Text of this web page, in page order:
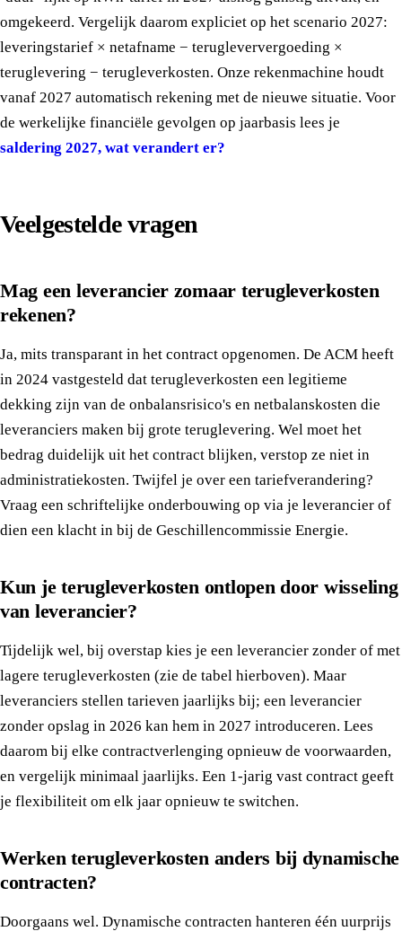
omgekeerd. Vergelijk daarom expliciet op het scenario 2027:
leveringstarief × netafname − teruglever­vergoeding ×
teruglevering − terugleverkosten. Onze rekenmachine houdt
vanaf 2027 automatisch rekening met de nieuwe situatie. Voor
de werkelijke financiële gevolgen op jaarbasis lees je
saldering 2027, wat verandert er?
Veelgestelde vragen
Mag een leverancier zomaar terugleverkosten
rekenen?
Ja, mits transparant in het contract opgenomen. De ACM heeft
in 2024 vastgesteld dat terugleverkosten een legitieme
dekking zijn van de onbalansrisico's en netbalanskosten die
leveranciers maken bij grote teruglevering. Wel moet het
bedrag duidelijk uit het contract blijken, verstop ze niet in
administratiekosten. Twijfel je over een tariefverandering?
Vraag een schriftelijke onderbouwing op via je leverancier of
dien een klacht in bij de Geschillencommissie Energie.
Kun je terugleverkosten ontlopen door wisseling
van leverancier?
Tijdelijk wel, bij overstap kies je een leverancier zonder of met
lagere terugleverkosten (zie de tabel hierboven). Maar
leveranciers stellen tarieven jaarlijks bij; een leverancier
zonder opslag in 2026 kan hem in 2027 introduceren. Lees
daarom bij elke contractverlenging opnieuw de voorwaarden,
en vergelijk minimaal jaarlijks. Een 1-jarig vast contract geeft
je flexibiliteit om elk jaar opnieuw te switchen.
Werken terugleverkosten anders bij dynamische
contracten?
Doorgaans wel. Dynamische contracten hanteren één uurprijs